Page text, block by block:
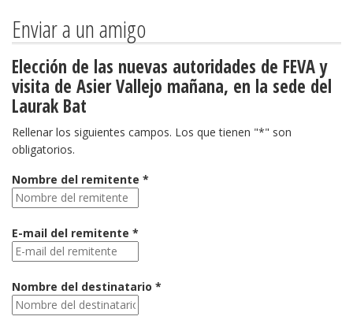
Enviar a un amigo
Elección de las nuevas autoridades de FEVA y
visita de Asier Vallejo mañana, en la sede del
Laurak Bat
Rellenar los siguientes campos. Los que tienen "*" son
obligatorios.
Nombre del remitente *
E-mail del remitente *
Nombre del destinatario *